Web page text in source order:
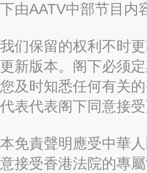
下由AATV中部节目内
我们保留的权利不时
更新版本。阁下必须
您及时知悉任何有关
代表代表阁下同意接
本免責聲明應受中華
意接受香港法院的專